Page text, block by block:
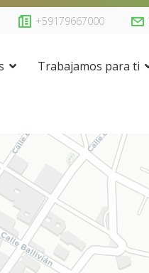
+59179667000
Trabajamos para ti